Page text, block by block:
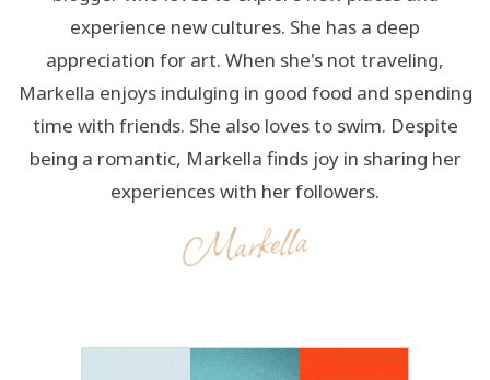
experience new cultures. She has a deep
appreciation for art. When she's not traveling,
Markella enjoys indulging in good food and spending
time with friends. She also loves to swim. Despite
being a romantic, Markella finds joy in sharing her
experiences with her followers.